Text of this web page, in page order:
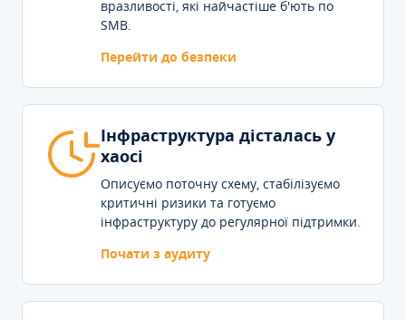
вразливості, які найчастіше б'ють по
SMB.
Перейти до безпеки
Інфраструктура дісталась у
хаосі
Описуємо поточну схему, стабілізуємо
критичні ризики та готуємо
інфраструктуру до регулярної підтримки.
Почати з аудиту